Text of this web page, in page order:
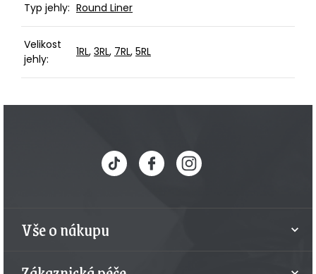
Typ jehly: Round Liner
Velikost
jehly:
1RL, 3RL, 7RL, 5RL
Vše o nákupu